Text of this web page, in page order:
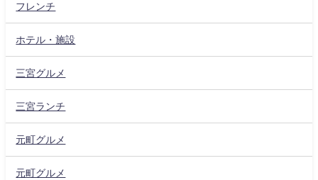
フレンチ
ホテル・施設
三宮グルメ
三宮ランチ
元町グルメ
元町グルメ